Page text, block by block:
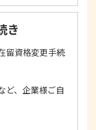
き
留資格変更手続
ど、企業様ご自